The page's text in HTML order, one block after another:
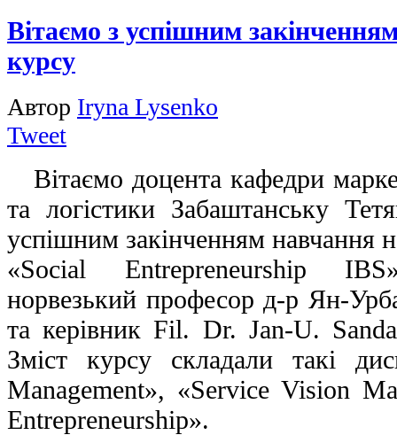
Вітаємо з успішним
курсу
Автор Iryna Lysenko
Tweet
Вітаємо доцента кафедри
та логістики Забаштанську
успішним закінченням навчання
«Social Entrepreneurship
норвезький професор д-р Ян-
та керівник Fil. Dr. Jan-U.
Зміст курсу складали такі
Management», «Service Vision
Entrepreneurship».